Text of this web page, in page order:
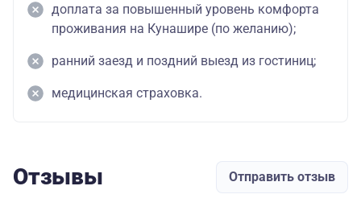
доплата за повышенный уровень комфорта
проживания на Кунашире (по желанию);
ранний заезд и поздний выезд из гостиниц;
медицинская страховка.
Отзывы Отправить отзыв